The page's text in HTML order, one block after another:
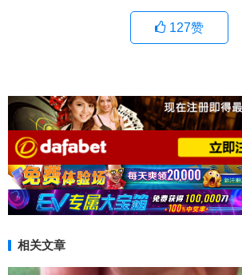
127赞
相关文章